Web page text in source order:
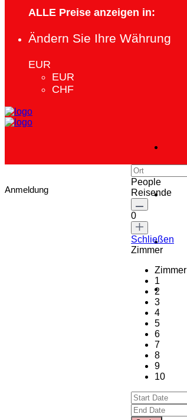
ALLE Preise anzeigen in:
Ändern Sie Ihre Währung
EUR
EUR
CHF
Anmeldung
People
Reisende
0
Schließen
Zimmer
Zimmer
1
2
3
4
5
6
7
8
9
10